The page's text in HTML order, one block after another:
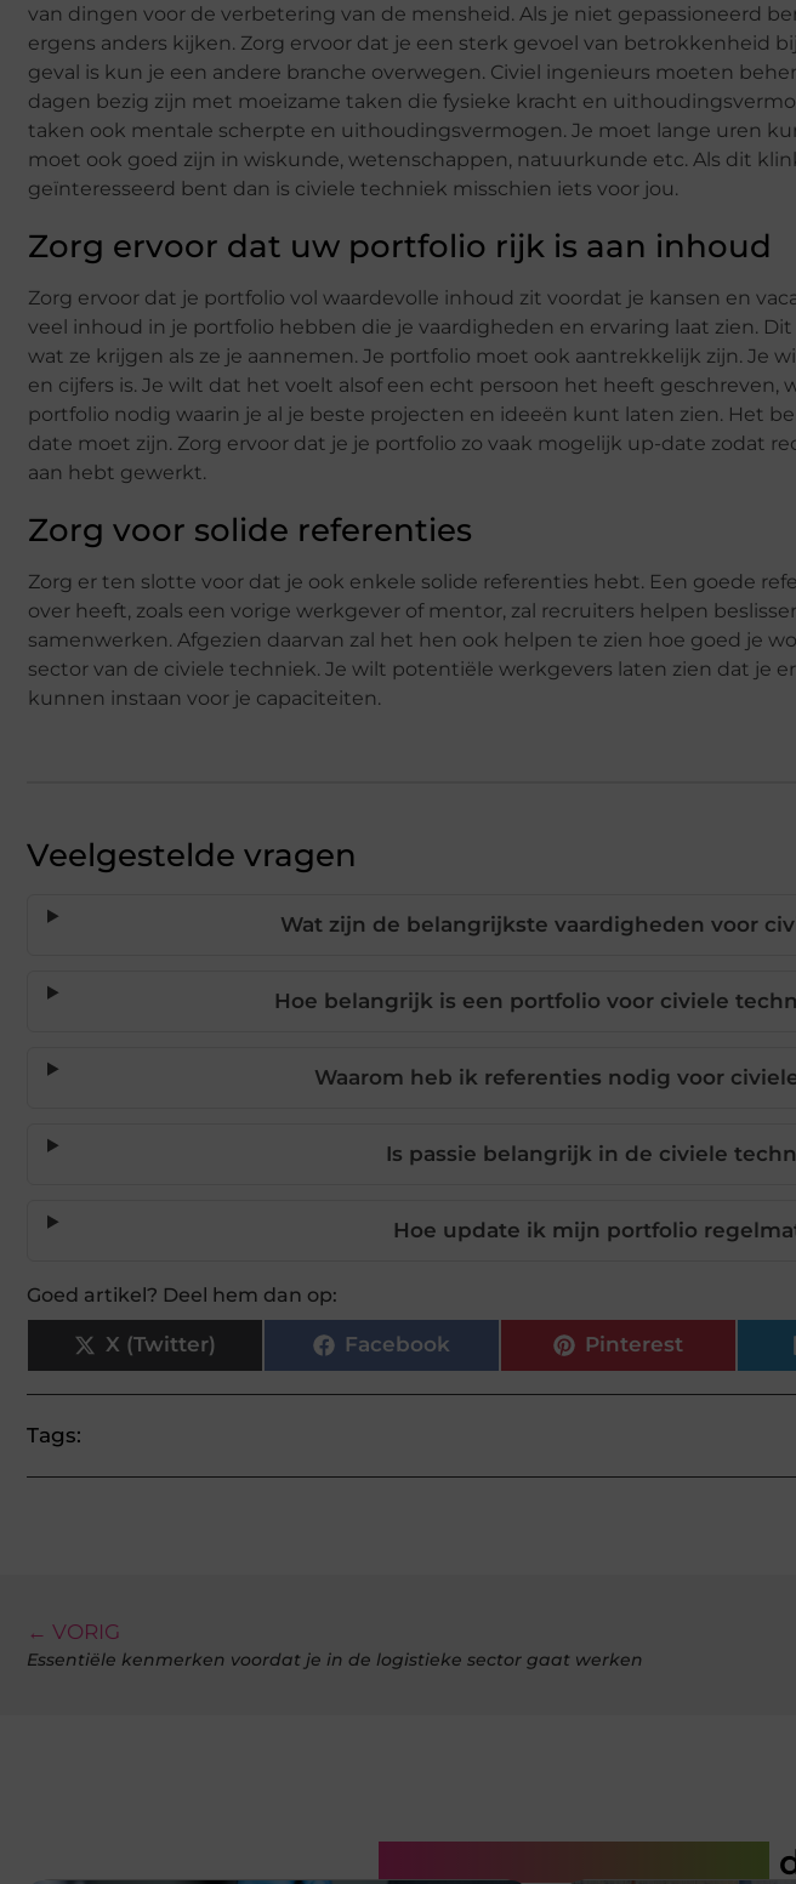
van dingen voor de verbetering van de mensheid. Als je niet gepassioneerd
ergens anders kijken. Zorg ervoor dat je een sterk gevoel van betrokkenheid
geval is kun je een andere branche overwegen. Civiel ingenieurs moeten
dagen bezig zijn met moeizame taken die fysieke kracht en
taken ook mentale scherpte en uithoudingsvermogen. Je moet lange uren
moet ook goed zijn in wiskunde, wetenschappen, natuurkunde etc. Als dit
geïnteresseerd bent dan is civiele techniek misschien iets voor jou.
Zorg ervoor dat uw portfolio rijk is aan inhoud
Zorg ervoor dat je portfolio vol waardevolle inhoud zit voordat je kansen en
veel inhoud in je portfolio hebben die je vaardigheden en ervaring laat zien.
wat ze krijgen als ze je aannemen. Je portfolio moet ook aantrekkelijk zijn. Je
en cijfers is. Je wilt dat het voelt alsof een echt persoon het heeft geschreven,
portfolio nodig waarin je al je beste projecten en ideeën kunt laten zien. Het
date moet zijn. Zorg ervoor dat je je portfolio zo vaak mogelijk up-date zodat
aan hebt gewerkt.
Zorg voor solide referenties
Zorg er ten slotte voor dat je ook enkele solide referenties hebt. Een goede
over heeft, zoals een vorige werkgever of mentor, zal recruiters helpen
samenwerken. Afgezien daarvan zal het hen ook helpen te zien hoe goed je
sector van de civiele techniek. Je wilt potentiële werkgevers laten zien dat je
kunnen instaan ​​voor je capaciteiten.
Veelgestelde vragen
Wat zijn de belangrijkste vaardigheden voor
Hoe belangrijk is een portfolio voor civiele
Waarom heb ik referenties nodig voor
Is passie belangrijk in de civiele
Hoe update ik mijn portfolio
Goed artikel? Deel hem dan op:
X (Twitter) Facebook Pinterest
Tags:
← VORIG
Essentiële kenmerken voordat je in de logistieke sector gaat werken